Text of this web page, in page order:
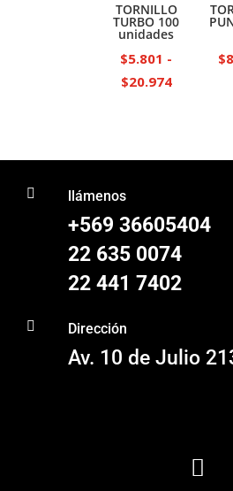
TORNILLO
TURBO 100
unidades
$5.801 -
$20.974Rango
$20.974
$
 llámenos
+569 36605404
22 635 0074
22 441 7402
 Dirección
Av. 10 de Julio
